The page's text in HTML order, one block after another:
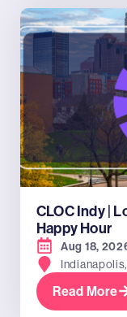
CLOC Indy |
Happy Hour
Aug 18,
Read More